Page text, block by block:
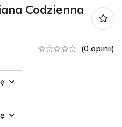
Codzienna
(0 opinii)